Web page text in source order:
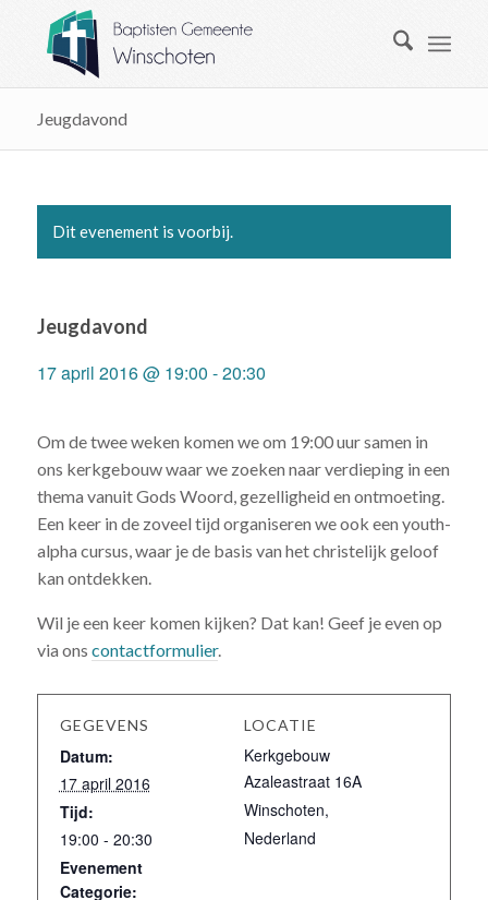
Jeugdavond
Dit evenement is voorbij.
Jeugdavond
17 april 2016 @ 19:00 -20:30
Om de twee weken komen we om 19:00 uur samen in
ons kerkgebouw waar we zoeken naar verdieping in een
thema vanuit Gods Woord, gezelligheid en ontmoeting.
Een keer in de zoveel tijd organiseren we ook een youth-
alpha cursus, waar je de basis van het christelijk geloof
kan ontdekken.
Wil je een keer komen kijken? Dat kan! Geef je even op
via ons contactformulier.
GEGEVENS
Datum:
17 april 2016
Tijd:
19:00 - 20:30
Evenement
Categorie:
LOCATIE
Kerkgebouw
Azaleastraat 16A
Winschoten,
Nederland